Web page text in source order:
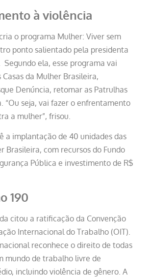
à violência
o programa Mulher: Viver sem
ponto salientado pela presidenta
Segundo ela, esse programa vai
da Mulher Brasileira,
Denúncia, retomar as Patrulhas
“Ou seja, vai fazer o enfrentamento
a mulher”, frisou.
a implantação de 40 unidades das
Brasileira, com recursos do Fundo
Pública e investimento de R$
190
citou a ratificação da Convenção
Internacional do Trabalho (OIT).
reconhece o direito de todas
mundo de trabalho livre de
incluindo violência de gênero. A